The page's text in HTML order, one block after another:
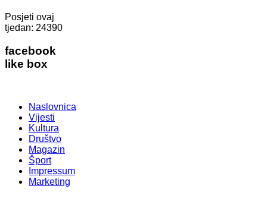
Posjeti ovaj
tjedan: 24390
facebook
like box
Naslovnica
Vijesti
Kultura
Društvo
Magazin
Šport
Impressum
Marketing